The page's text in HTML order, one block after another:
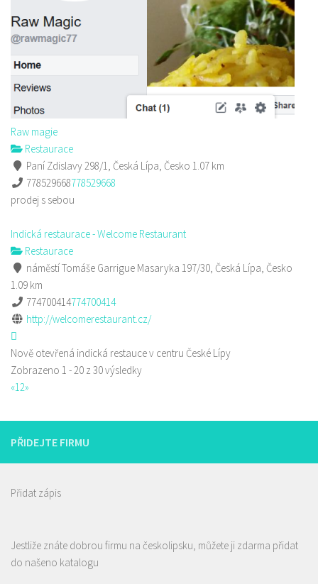
Raw magie
Restaurace
Paní Zdislavy 298/1, Česká Lípa, Česko 1.07 km
778529668778529668
prodej s sebou
Indická restaurace - Welcome Restaurant
Restaurace
náměstí Tomáše Garrigue Masaryka 197/30, Česká Lípa, Česko
1.09 km
774700414774700414
http://welcomerestaurant.cz/
Nově otevřená indická restauce v centru České Lípy
Zobrazeno 1 - 20 z 30 výsledky
«12»
PŘIDEJTE FIRMU
Přidat zápis
Jestliže znáte dobrou firmu na českolipsku, můžete ji zdarma přidat
do našeno katalogu